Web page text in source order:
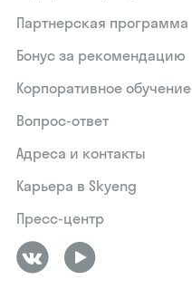
Партнерская программа
Бонус за рекомендацию
Корпоративное обучение
Вопрос-ответ
Адреса и контакты
Карьера в Skyeng
Пресс-центр